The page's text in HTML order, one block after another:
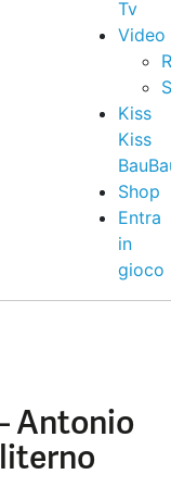
Tv
Video
Kiss
Kiss
Shop
Entra
in
gioco
Antonio